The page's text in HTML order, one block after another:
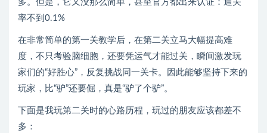
多。但是，它又没那么简单，甚至官方都出来认证：通关
率不到0.1%
在非常简单的第一关教学后，在第二关立马大幅提高难
度，不只考验脑细胞，还要凭运气才能过关，瞬间激发玩
家们的“好胜心”，反复挑战同一关卡。因此能够坚持下来的
玩家，比“驴”还要倔，真是“驴了个驴”。
下面是我玩第二关时的心路历程，玩过的朋友应该都差不
多：